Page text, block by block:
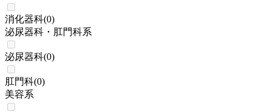
消化器科(0)
泌尿器科・肛門科系
泌尿器科(0)
肛門科(0)
美容系